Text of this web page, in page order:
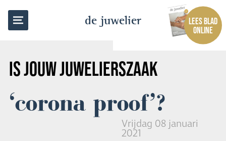
de juwelier
LEES BLAD
ONLINE
IS JOUW JUWELIERSZAAK
‘corona proof’?
Vrijdag 08 januari
2021
TERUG NAAR OVERZICHT